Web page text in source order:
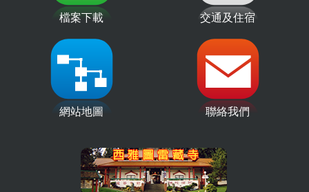
檔案下載 交通及住宿
網站地圖 聯絡我們